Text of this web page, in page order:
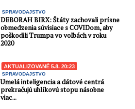
SPRAVODAJSTVO
DEBORAH BIRX: Štáty zachovali prísne
obmedzenia súvisiace s COVIDom, aby
poškodili Trumpa vo voľbách v roku
2020
AKTUALIZOVANÉ 5.8. 20:23
SPRAVODAJSTVO
Umelá inteligencia a dátové centrá
prekračujú uhlíkovú stopu násobne
viac...